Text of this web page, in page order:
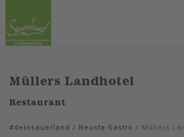
Müllers Landhotel
Restaurant
#deinsauerland / Neusta Gastro / Müllers